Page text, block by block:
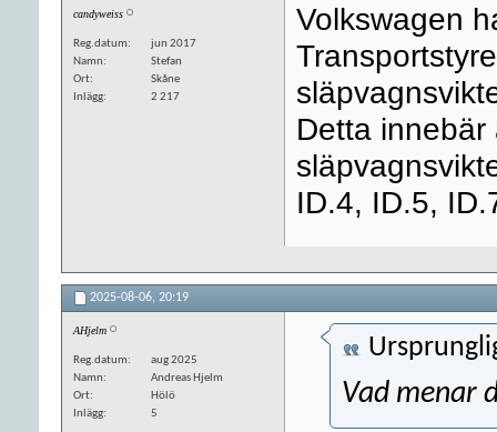
candyweiss
Reg.datum
jun 2017
Namn
Stefan
Ort
Skåne
Inlägg
2 217
Volkswagen
Detta
ID.4, ID.5,
2025-08-06, 20:19
AHjelm
Reg.datum
aug 2025
Namn
Andreas Hjelm
Ort
Hölö
Inlägg
5
Vad menar